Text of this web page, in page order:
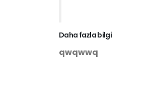
Daha fazla bilgi
qwqwwq